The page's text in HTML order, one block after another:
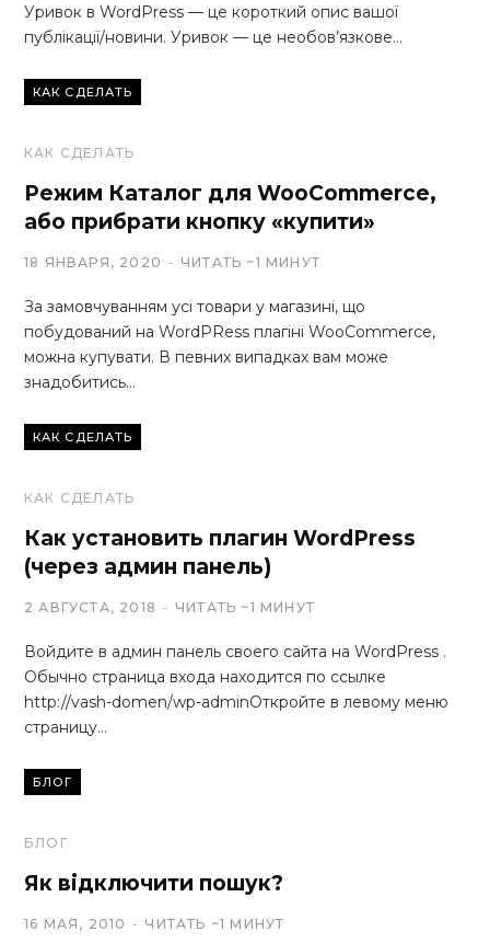
Уривок в WordPress — це короткий опис вашої
публікації/новини. Уривок — це необов’язкове…
КАК СДЕЛАТЬ
КАК СДЕЛАТЬ
Режим Каталог для WooCommerce,
або прибрати кнопку «купити»
18 ЯНВАРЯ, 2020 ЧИТАТЬ ~1 МИНУТ
За замовчуванням усі товари у магазині, що
побудований на WordPRess плагіні WooCommerce,
можна купувати. В певних випадках вам може
знадобитись…
КАК СДЕЛАТЬ
КАК СДЕЛАТЬ
Как установить плагин WordPress
(через админ панель)
2 АВГУСТА, 2018 ЧИТАТЬ ~1 МИНУТ
Войдите в админ панель своего сайта на WordPress .
Обычно страница входа находится по ссылке
http://vash-domen/wp-adminОткройте в левому меню
страницу…
БЛОГ
БЛОГ
Як відключити пошук?
16 МАЯ, 2010 ЧИТАТЬ ~1 МИНУТ